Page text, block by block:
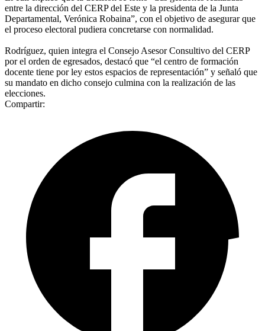
entre la dirección del CERP del Este y la presidenta de la Junta
Departamental, Verónica Robaina”, con el objetivo de asegurar que
el proceso electoral pudiera concretarse con normalidad.
Rodríguez, quien integra el Consejo Asesor Consultivo del CERP
por el orden de egresados, destacó que “el centro de formación
docente tiene por ley estos espacios de representación” y señaló que
su mandato en dicho consejo culmina con la realización de las
elecciones.
Compartir: